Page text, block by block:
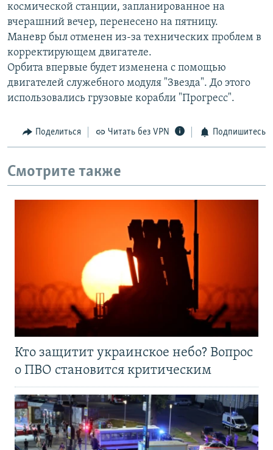
поискуСЕВЕР.РЕАЛИИ
СИБИРЬ.РЕАЛИИ
РАСПИСАНИЕ ВЕЩАНИЯ
ПОДПИШИТЕСЬ НА РАССЫЛКУ
космической станции, запланированное на
вчерашний вечер, перенесено на пятницу.
Маневр был отменен из-за технических проблем в
корректирующем двигателе.
Орбита впервые будет изменена с помощью
двигателей служебного модуля "Звезда". До этого
использовались грузовые корабли "Прогресс".
Поделиться Читать без VPN Подпишитесь
Смотрите также
Кто защитит украинское небо? Вопрос
о ПВО становится критическим